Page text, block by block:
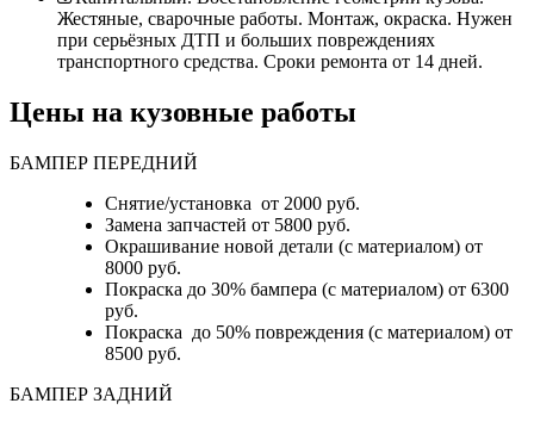
Жестяные, сварочные работы. Монтаж, окраска. Нужен
при серьёзных ДТП и больших повреждениях
транспортного средства. Сроки ремонта от 14 дней.
Цены на кузовные работы
БАМПЕР ПЕРЕДНИЙ
Снятие/установка от 2000 руб.
Замена запчастей от 5800 руб.
Окрашивание новой детали (с материалом) от
8000 руб.
Покраска до 30% бампера (с материалом) от 6300
руб.
Покраска до 50% повреждения (с материалом) от
8500 руб.
БАМПЕР ЗАДНИЙ